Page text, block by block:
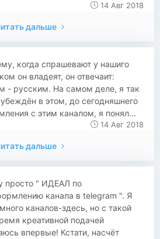
14 Авг 2018
дальше
когда спрашевают у нашиго
он владеят, он отвечаит:
- русским. На самом деле, я так
в этом, до сегодняшнего
с этим каналом, я понял...
14 Авг 2018
дальше
просто " ИДЕАЛ по
канала в telegram ". Я
каналов-здесь, но с такой
креативной подачей
впервые! Кстати, насчёт